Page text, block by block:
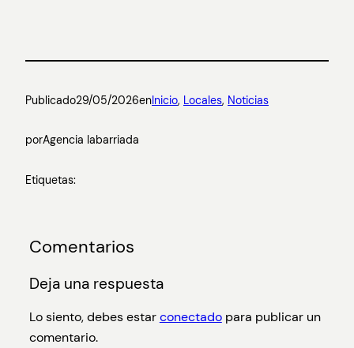
Publicado29/05/2026enInicio, Locales, Noticias
porAgencia labarriada
Etiquetas:
Comentarios
Deja una respuesta
Lo siento, debes estarconectadopara publicar un
comentario.